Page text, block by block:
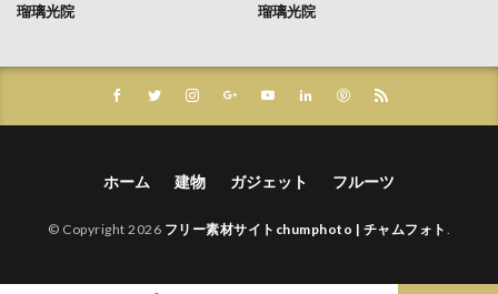
瑠璃光院 瑠璃光院
ホーム 建物 ガジェット フルーツ
© Copyright 2026 フリー素材サイトchumphoto | チャムフォト